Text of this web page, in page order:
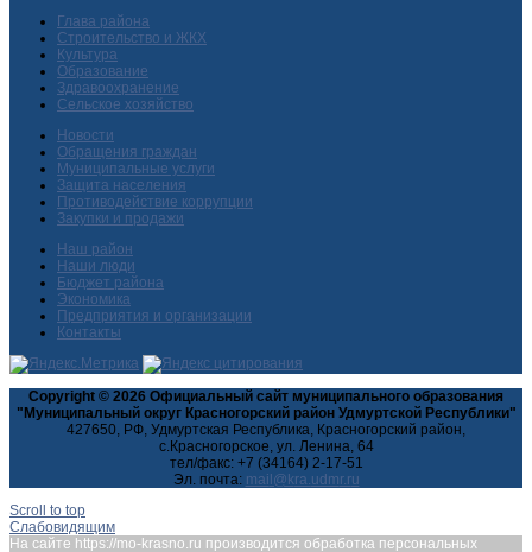
Глава района
Строительство и ЖКХ
Культура
Образование
Здравоохранение
Сельское хозяйство
Новости
Обращения граждан
Муниципальные услуги
Защита населения
Противодействие коррупции
Закупки и продажи
Наш район
Наши люди
Бюджет района
Экономика
Предприятия и организации
Контакты
Copyright © 2026 Официальный сайт муниципального образования
"Муниципальный округ Красногорский район Удмуртской Республики"
427650, РФ, Удмуртская Республика, Красногорский район,
с.Красногорское, ул. Ленина, 64
тел/факс: +7 (34164) 2-17-51
Эл. почта:
Scroll to top
Слабовидящим
На сайте https://mo-krasno.ru производится обработка персональных